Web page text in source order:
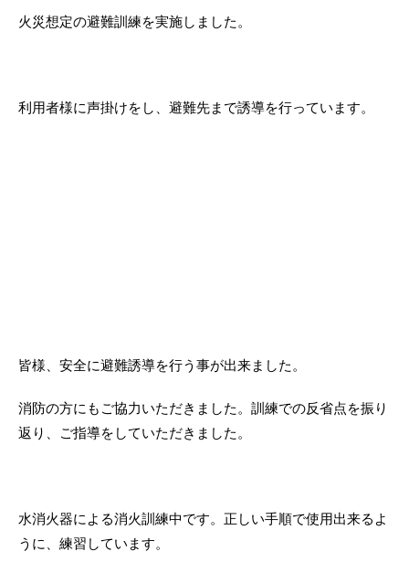
火災想定の避難訓練を実施しました。
利用者様に声掛けをし、避難先まで誘導を行っています。
皆様、安全に避難誘導を行う事が出来ました。
消防の方にもご協力いただきました。訓練での反省点を振り
返り、ご指導をしていただきました。
水消火器による消火訓練中です。正しい手順で使用出来るよ
うに、練習しています。